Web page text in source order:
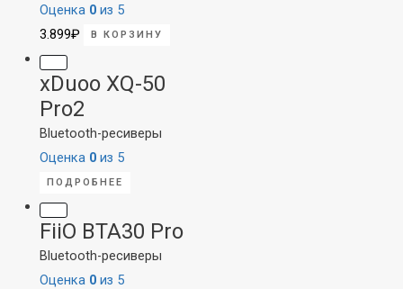
Оценка 0из 5
3.899₽ В КОРЗИНУ
xDuoo XQ-50
Pro2
Bluetooth-ресиверы
Оценка 0из 5
ПОДРОБНЕЕ
FiiO BTA30 Pro
Bluetooth-ресиверы
Оценка 0из 5